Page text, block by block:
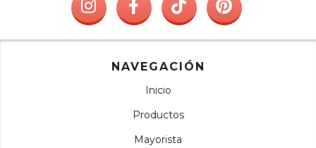
NAVEGACIÓN
Inicio
Productos
Mayorista